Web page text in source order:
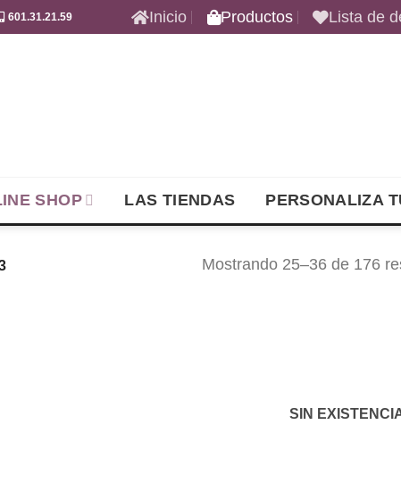
601.31.21.59 Inicio Productos Lista de
SHOP LAS TIENDAS PERSONALIZA
Mostrando 25–36 de 176
SIN